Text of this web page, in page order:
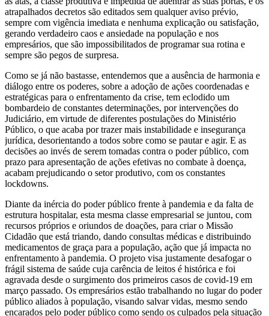
atrapalhados decretos são editados sem qualquer aviso prévio,
sempre com vigência imediata e nenhuma explicação ou satisfação,
gerando verdadeiro caos e ansiedade na população e nos
empresários, que são impossibilitados de programar sua rotina e
sempre são pegos de surpresa.
Como se já não bastasse, entendemos que a ausência de harmonia e
diálogo entre os poderes, sobre a adoção de ações coordenadas e
estratégicas para o enfrentamento da crise, tem eclodido um
bombardeio de constantes determinações, por intervenções do
Judiciário, em virtude de diferentes postulações do Ministério
Público, o que acaba por trazer mais instabilidade e insegurança
jurídica, desorientando a todos sobre como se pautar e agir. E as
decisões ao invés de serem tomadas contra o poder público, com
prazo para apresentação de ações efetivas no combate à doença,
acabam prejudicando o setor produtivo, com os constantes
lockdowns.
Diante da inércia do poder público frente à pandemia e da falta de
estrutura hospitalar, esta mesma classe empresarial se juntou, com
recursos próprios e oriundos de doações, para criar o Missão
Cidadão que está triando, dando consultas médicas e distribuindo
medicamentos de graça para a população, ação que já impacta no
enfrentamento à pandemia. O projeto visa justamente desafogar o
frágil sistema de saúde cuja carência de leitos é histórica e foi
agravada desde o surgimento dos primeiros casos de covid-19 em
março passado. Os empresários estão trabalhando no lugar do poder
público aliados à população, visando salvar vidas, mesmo sendo
encarados pelo poder público como sendo os culpados pela situação